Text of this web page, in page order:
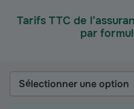
Tarifs TTC de
par
Sélectionner une option